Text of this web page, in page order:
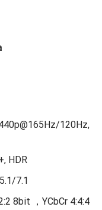
120Hz,
HDR
7.1
8bit ，YCbCr 4:4:4